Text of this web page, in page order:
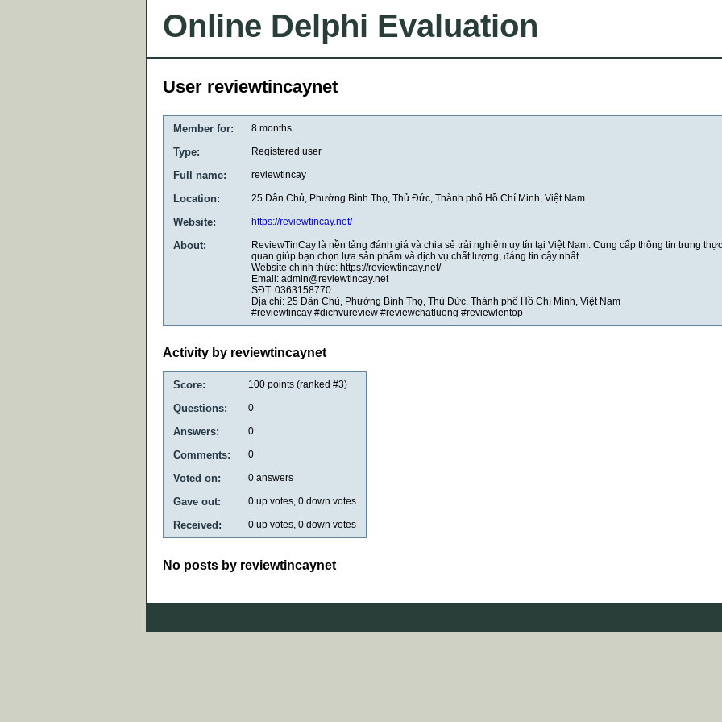
Online Delphi Evaluation
User reviewtincaynet
Member for: 8 months
Type: Registered user
Full name: reviewtincay
Location: 25 Dân Chủ, Phường Bình Thọ, Thủ Đức, Thành phố Hồ Chí Minh, Việt Nam
Website: https://reviewtincay.net/
About:
ReviewTinCay là nền tảng đánh giá và chia sẻ trải nghiệm uy tín tại Việt Nam. Cung cấp thông tin trung
quan giúp bạn chọn lựa sản phẩm và dịch vụ chất lượng, đáng tin cậy nhất.
Website chính thức: https://reviewtincay.net/
Email: admin@reviewtincay.net
SĐT: 0363158770
Địa chỉ: 25 Dân Chủ, Phường Bình Thọ, Thủ Đức, Thành phố Hồ Chí Minh, Việt Nam
#reviewtincay #dichvureview #reviewchatluong #reviewlentop
Activity by reviewtincaynet
Score: 100 points (ranked #3)
Questions: 0
Answers: 0
Comments: 0
Voted on: 0 answers
Gave out: 0 up votes, 0 down votes
Received: 0 up votes, 0 down votes
No posts by reviewtincaynet